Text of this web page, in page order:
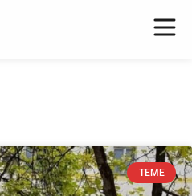
TEME